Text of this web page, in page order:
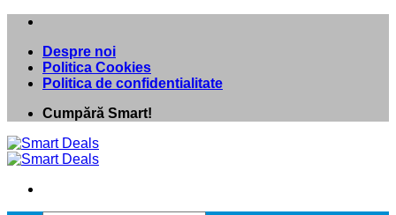
Skip
contentDespre noi
Politica Cookies
Politica de confidentialitate
Cumpără Smart!